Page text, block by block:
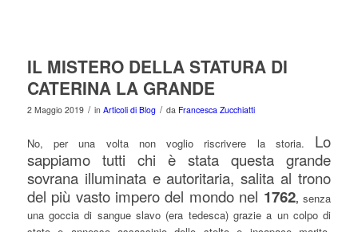
IL MISTERO DELLA STATURA DI
CATERINA LA GRANDE
2 Maggio 2019 / in Articoli di Blog / da Francesca Zucchiatti
No, per una volta non voglio riscrivere la storia. Lo
sappiamo tutti chi è stata questa grande
sovrana illuminata e autoritaria, salita al trono
del più vasto impero del mondo nel 1762, senza
una goccia di sangue slavo (era tedesca) grazie a un colpo di